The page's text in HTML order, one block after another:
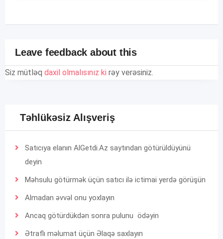
Leave feedback about this
Siz mütləq daxil olmalısınız ki rəy verəsiniz.
Təhlükəsiz Alışveriş
Satıcıya elanın AlGetdi.Az saytından götürüldüyünü
deyin
Məhsulu götürmək üçün satıcı ilə ictimai yerdə görüşün
Almadan əvvəl onu yoxlayın
Ancaq götürdükdən sonra pulunu ödəyin
Ətraflı məlumat üçün Əlaqə saxlayın